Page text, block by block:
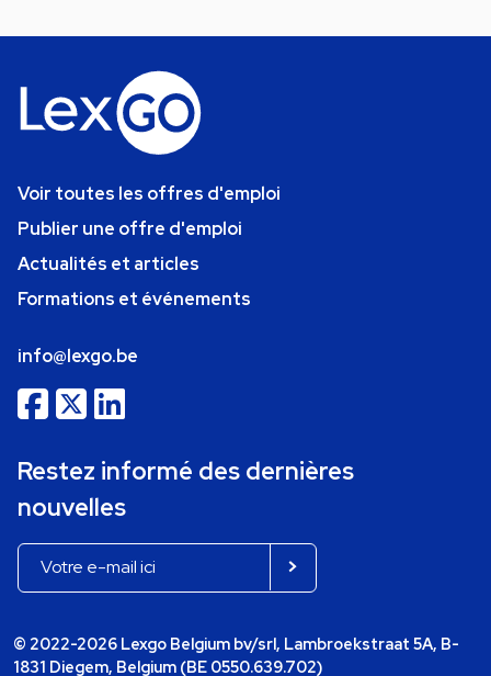
Voir toutes les offres d'emploi
Publier une offre d'emploi
Actualités et articles
Formations et événements
info@lexgo.be
Restez informé des dernières
nouvelles
© 2022-2026 Lexgo Belgium bv/srl, Lambroekstraat 5A, B-
1831 Diegem, Belgium (BE 0550.639.702)